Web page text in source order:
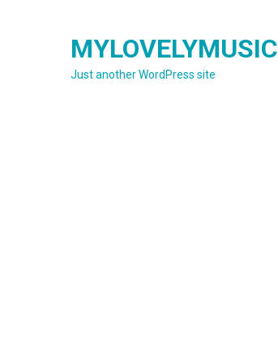
MYLOVELYMUSIC
Just another WordPress site